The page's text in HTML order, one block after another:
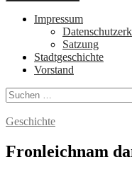
Impressum
Satzung
Stadtgeschichte
Vorstand
Suchen
nach:
Geschichte
Fronleichnam